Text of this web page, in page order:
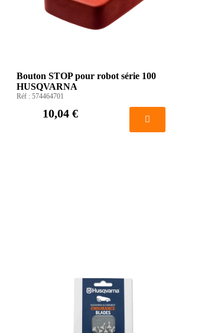
Bouton STOP pour robot série 100
HUSQVARNA
Réf : 574464701
10,04 €